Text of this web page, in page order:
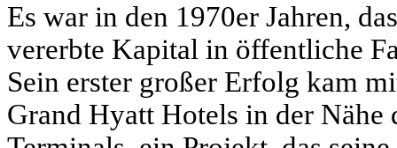
Es war in den 1970er Jahren,
vererbte Kapital in öffentliche
Sein erster großer Erfolg kam
Grand Hyatt Hotels in der Nähe